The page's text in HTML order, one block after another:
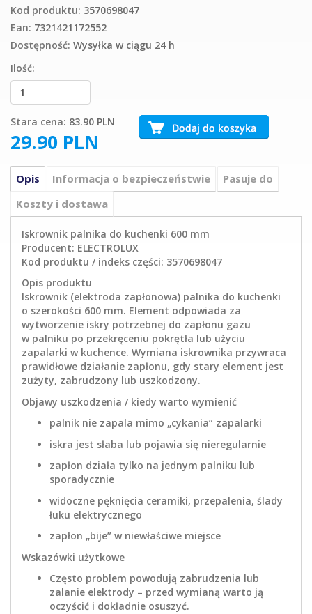
Kod produktu: 3570698047
Ean: 7321421172552
Dostępność: Wysyłka w ciągu 24 h
Ilość:
Stara cena: 83.90 PLN
29.90 PLN
Opis Informacja o bezpieczeństwie
Pasuje do
Koszty i dostawa
Iskrownik palnika do kuchenki 600 mm
Producent: ELECTROLUX
Kod produktu / indeks części: 3570698047
Opis produktu
Iskrownik (elektroda zapłonowa) palnika do kuchenki
o szerokości 600 mm. Element odpowiada za
wytworzenie iskry potrzebnej do zapłonu gazu
w palniku po przekręceniu pokrętła lub użyciu
zapalarki w kuchence. Wymiana iskrownika przywraca
prawidłowe działanie zapłonu, gdy stary element jest
zużyty, zabrudzony lub uszkodzony.
Objawy uszkodzenia / kiedy warto wymienić
palnik nie zapala mimo „cykania” zapalarki
iskra jest słaba lub pojawia się nieregularnie
zapłon działa tylko na jednym palniku lub
sporadycznie
widoczne pęknięcia ceramiki, przepalenia, ślady
łuku elektrycznego
zapłon „bije” w niewłaściwe miejsce
Wskazówki użytkowe
Często problem powodują zabrudzenia lub
zalanie elektrody – przed wymianą warto ją
oczyścić i dokładnie osuszyć.